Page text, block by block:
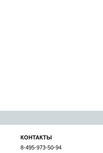
КОНТАКТЫ
8-495-973-50-94